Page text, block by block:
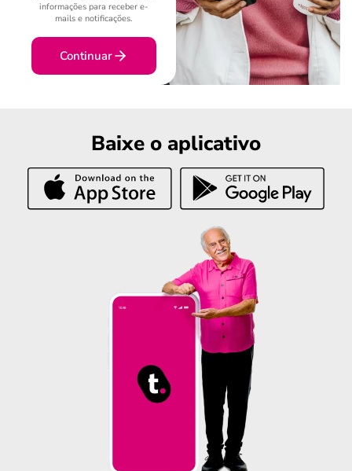
informações para receber e-
mails e notificações.
Continuar
Baixe o aplicativo